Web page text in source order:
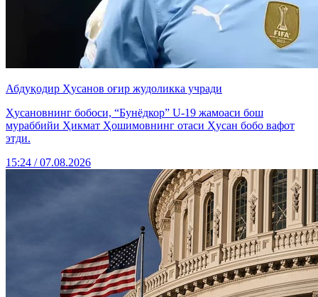
Абдуқодир Ҳусанов оғир жудоликка учради
Ҳусановнинг бобоси, “Бунёдкор” U-19 жамоаси бош
мураббийи Ҳикмат Ҳошимовнинг отаси Ҳусан бобо вафот
этди.
15:24 / 07.08.2026